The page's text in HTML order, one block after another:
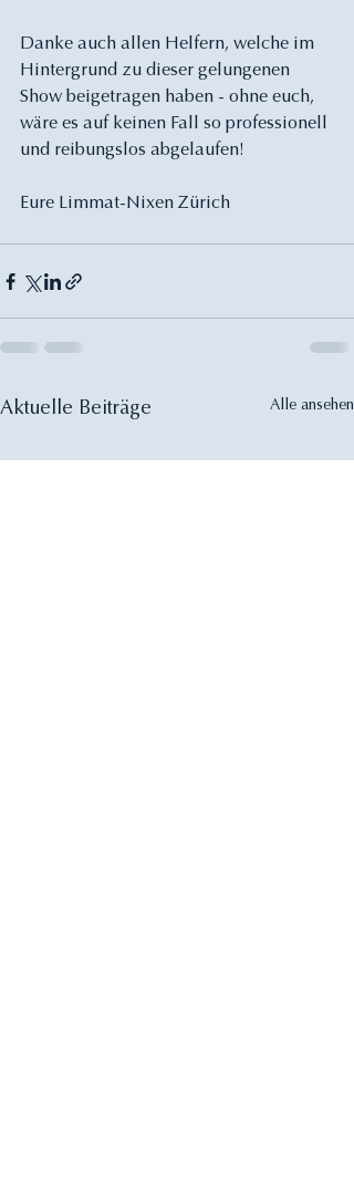
Danke auch allen Helfern, welche im
Hintergrund zu dieser gelungenen
Show beigetragen haben - ohne euch,
wäre es auf keinen Fall so professionell
und reibungslos abgelaufen!
Eure Limmat-Nixen Zürich
Aktuelle Beiträge Alle ansehen